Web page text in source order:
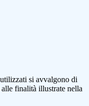
si avvalgono di
finalità illustrate nella